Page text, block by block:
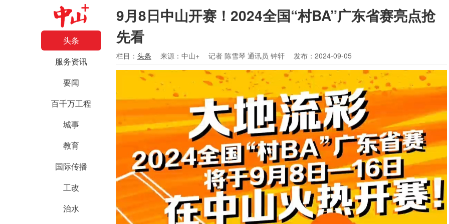
头条
服务资讯
要闻
百千万工程
城事
教育
国际传播
工改
治水
9月8日中山开赛！2024全国“村BA”广东省赛亮点抢
先看
栏目： 头条 来源：中山+ 记者 陈雪琴 通讯员 钟轩 发布：2024-09-05